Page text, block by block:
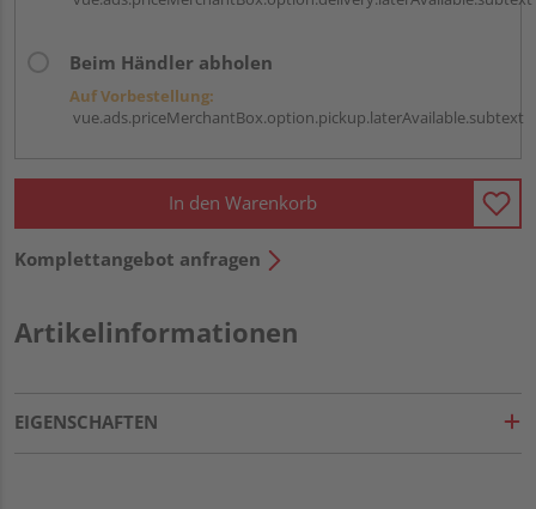
Beim Händler abholen
Auf Vorbestellung:
vue.ads.priceMerchantBox.option.pickup.laterAvailable.subtext
In den Warenkorb
Komplettangebot anfragen
Artikelinformationen
EIGENSCHAFTEN